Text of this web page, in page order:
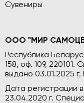
Сувениры
ООО "МИР
Республика
158, оф. 109, 220101.
выдано 03.01.2025
Дата регистрации
23.04.2020 г.